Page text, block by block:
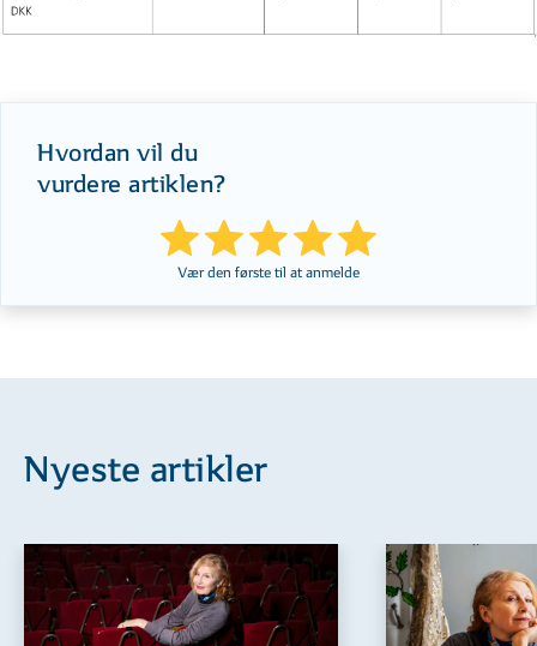
Hvordan vil du
vurdere artiklen?
Vær den første til at anmelde
Nyeste artikler